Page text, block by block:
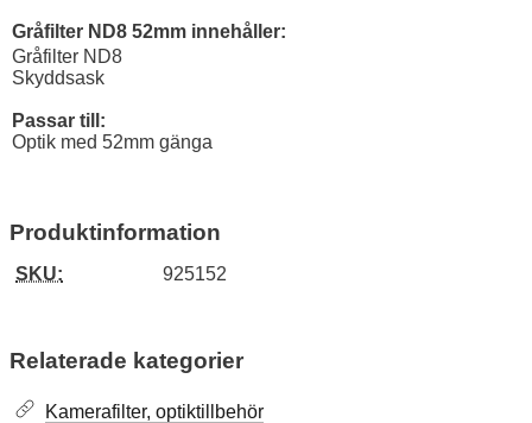
Gråfilter ND8 52mm innehåller:
Gråfilter ND8
Skyddsask
Passar till:
Optik med 52mm gänga
Produktinformation
SKU: 925152
Relaterade kategorier
Kamerafilter, optiktillbehör